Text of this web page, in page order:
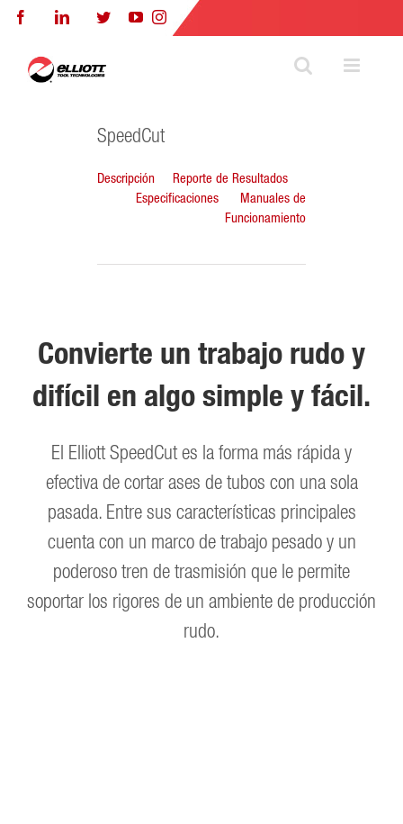
Skip
FacebookLinkedInTwitterYouTube
Instagram
SpeedCut
Descripción
Reporte de Resultados
Especificaciones
Manuales de
Funcionamiento
Convierte un trabajo rudo y
difícil en algo simple y fácil.
El Elliott SpeedCut es la forma más rápida y
efectiva de cortar ases de tubos con una sola
pasada. Entre sus características principales
cuenta con un marco de trabajo pesado y un
poderoso tren de trasmisión que le permite
soportar los rigores de un ambiente de producción
rudo.